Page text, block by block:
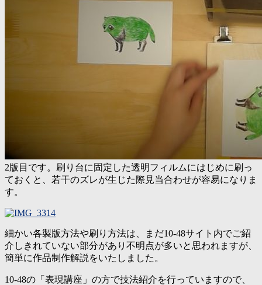
2版目です。刷り台に固定した透明フィルムにはじめに刷っ
ておくと、若干のズレが生じた際見当合わせが容易になりま
す。
細かい各製版方法や刷り方法は、まだ10-48サイト内でご紹
介しきれていない部分があり不明点が多いと思われますが、
簡単に作品制作解説をいたしました。
10-48の「表現講座」の方で技法紹介を行っていますので、